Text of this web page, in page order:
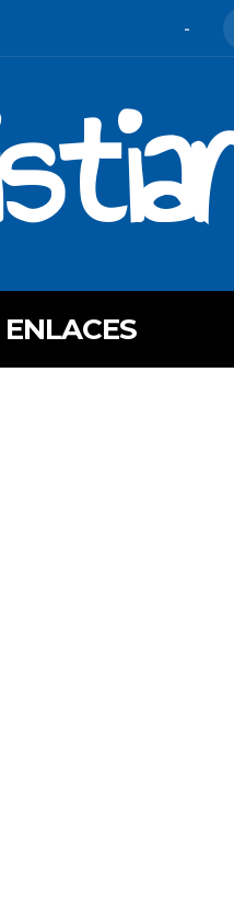
-
ENLACES